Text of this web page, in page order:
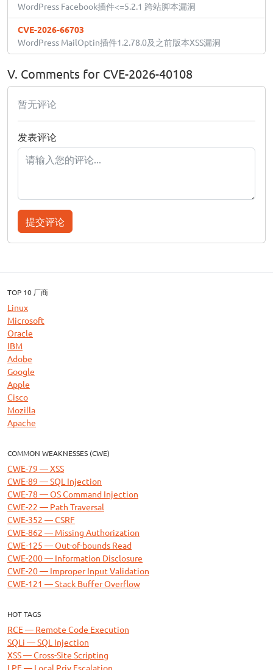
WordPress Facebook插件<=5.2.1 跨站脚本漏洞
CVE-2026-66703
WordPress MailOptin插件1.2.78.0及之前版本XSS漏洞
V. Comments for CVE-2026-40108
暂无评论
发表评论
提交评论
TOP 10 厂商
Linux
Microsoft
Oracle
IBM
Adobe
Google
Apple
Cisco
Mozilla
Apache
COMMON WEAKNESSES (CWE)
CWE-79 — XSS
CWE-89 — SQL Injection
CWE-78 — OS Command Injection
CWE-22 — Path Traversal
CWE-352 — CSRF
CWE-862 — Missing Authorization
CWE-125 — Out-of-bounds Read
CWE-200 — Information Disclosure
CWE-20 — Improper Input Validation
CWE-121 — Stack Buffer Overflow
HOT TAGS
RCE — Remote Code Execution
SQLi — SQL Injection
XSS — Cross-Site Scripting
LPE — Local Priv Escalation